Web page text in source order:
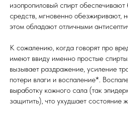
изопропиловый спирт
средств, мгновенно обезжиривают,
этом обладают отличными
К сожалению, когда говорят про
имеют ввиду именно простые
вызывает раздражение, усиление
потери влаги и воспаление*.
выработку кожного сала (так
защитить), что ухудшает состояние